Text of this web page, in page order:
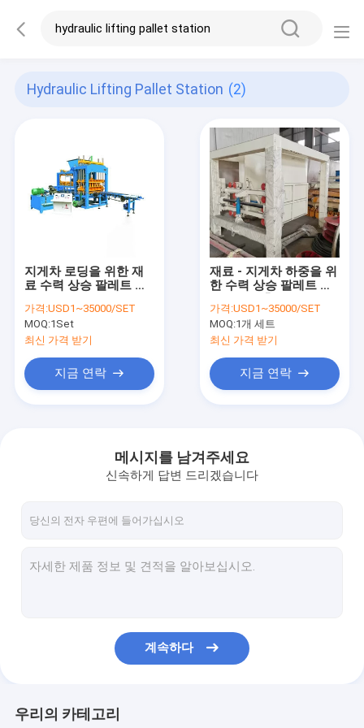
Hydraulic Lifting Pallet Station (2)
지게차 로딩을 위한 재
료 수력 상승 팔레트 정
가격:USD1~35000/SET
MOQ:1Set
최신 가격 받기
지금 연락
재료 - 지게차 하중을 위
한 수력 상승 팔레트 정
기포 콘크리트 블럭 생
산 기계
가격:USD1~35000/SET
MOQ:1개 세트
최신 가격 받기
지금 연락
메시지를 남겨주세요
신속하게 답변 드리겠습니다
계속하다
우리의 카테고리